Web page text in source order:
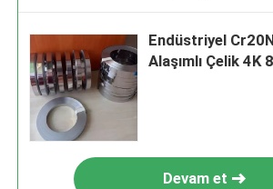
Endüstriyel
Alaşımlı Çelik 4K
Devam et